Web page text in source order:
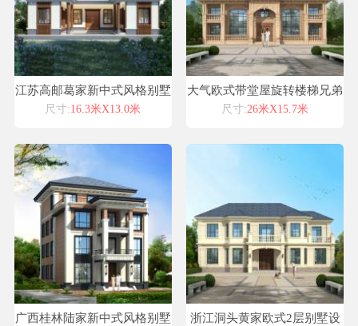
江苏高邮葛家新中式风格别墅
自建房设计图纸喜天下建筑设
尺寸:16.3米X13.0米
大气欧式带堂屋旋转楼梯兄弟
双拼别墅自建房设计联排别墅
尺寸:26米X15.7米
广西桂林陆家新中式风格别墅
浙江洞头黄家欧式2层别墅设